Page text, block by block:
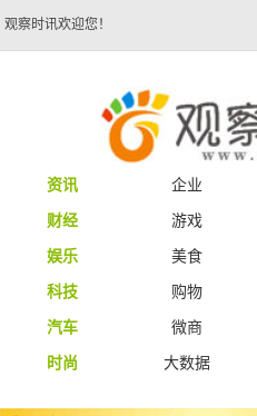
观察时讯欢迎您！
资讯 企业
财经
游戏
娱乐
美食
科技
购物
汽车
微商
时尚
大数据